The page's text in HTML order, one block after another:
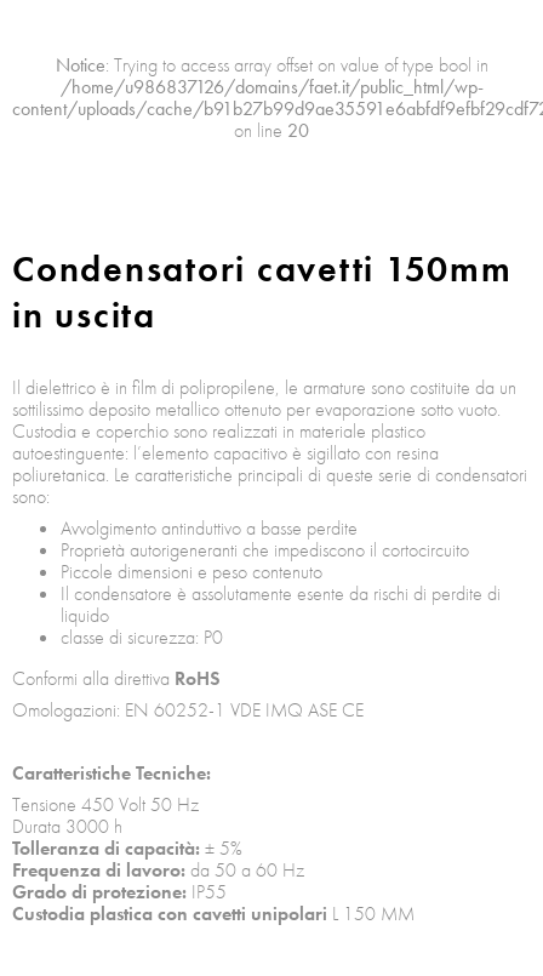
Notice: Trying to access array offset on value of type bool in
/home/u986837126/domains/faet.it/public_html/wp-
content/uploads/cache/
on line 20
Condensatori cavetti 150mm
in uscita
Il dielettrico è in film di polipropilene, le armature sono costituite da un
sottilissimo deposito metallico ottenuto per evaporazione sotto vuoto.
Custodia e coperchio sono realizzati in materiale plastico
autoestinguente: l’elemento capacitivo è sigillato con resina
poliuretanica. Le caratteristiche principali di queste serie di condensatori
sono:
Avvolgimento antinduttivo a basse perdite
Proprietà autorigeneranti che impediscono il cortocircuito
Piccole dimensioni e peso contenuto
Il condensatore è assolutamente esente da rischi di perdite di
liquido
classe di sicurezza: P0
Conformi alla direttiva RoHS
Omologazioni: EN 60252-1 VDE IMQ ASE CE
Caratteristiche Tecniche:
Tensione 450 Volt 50 Hz
Durata 3000 h
Tolleranza di capacità:± 5%
Frequenza di lavoro:da 50 a 60 Hz
Grado di protezione: IP55
Custodia plastica con cavetti unipolari L 150 MM